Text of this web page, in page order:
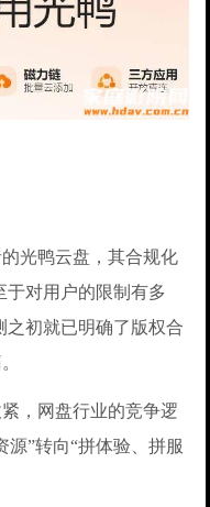
光鸭云盘，其合规化
于对用户的限制有多
之初就已明确了版权合
，网盘行业的竞争逻
”转向“拼体验、拼服